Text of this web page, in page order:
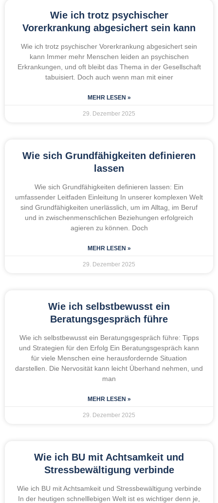
Wie ich trotz psychischer
Vorerkrankung abgesichert sein kann
Wie ich trotz psychischer Vorerkrankung abgesichert sein
kann Immer mehr Menschen leiden an psychischen
Erkrankungen, und oft bleibt das Thema in der Gesellschaft
tabuisiert. Doch auch wenn man mit einer
MEHR LESEN »
29. Dezember 2025
Wie sich Grundfähigkeiten definieren
lassen
Wie sich Grundfähigkeiten definieren lassen: Ein
umfassender Leitfaden Einleitung In unserer komplexen Welt
sind Grundfähigkeiten unerlässlich, um im Alltag, im Beruf
und in zwischenmenschlichen Beziehungen erfolgreich
agieren zu können. Doch
MEHR LESEN »
29. Dezember 2025
Wie ich selbstbewusst ein
Beratungsgespräch führe
Wie ich selbstbewusst ein Beratungsgespräch führe: Tipps
und Strategien für den Erfolg Ein Beratungsgespräch kann
für viele Menschen eine herausfordernde Situation
darstellen. Die Nervosität kann leicht Überhand nehmen, und
man
MEHR LESEN »
29. Dezember 2025
Wie ich BU mit Achtsamkeit und
Stressbewältigung verbinde
Wie ich BU mit Achtsamkeit und Stressbewältigung verbinde
In der heutigen schnelllebigen Welt ist es wichtiger denn je,